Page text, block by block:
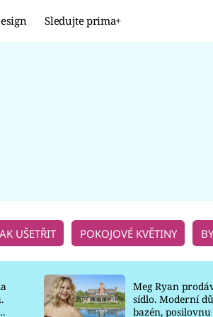
Sledujte prima+
UŠETŘIT POKOJOVÉ KVĚTINY
Meg Ryan
sídlo. Moderní
bazén,